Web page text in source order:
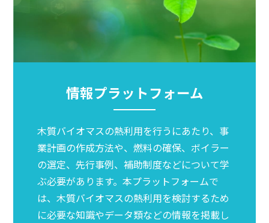
情報プラットフォーム
木質バイオマスの熱利用を行うにあたり、事
業計画の作成方法や、燃料の確保、ボイラー
の選定、先行事例、補助制度などについて学
ぶ必要があります。本プラットフォームで
は、木質バイオマスの熱利用を検討するため
に必要な知識やデータ類などの情報を掲載し